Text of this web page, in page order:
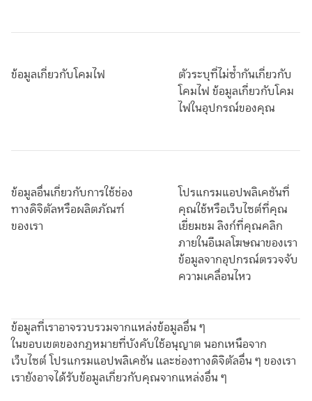
ข้อมูลเกี่ยวกับโคมไฟ
ตัวระบุที่ไม่ซ้ำกันเกี่ยวกับ
โคมไฟ ข้อมูลเกี่ยวกับโคม
ไฟในอุปกรณ์ของคุณ
ข้อมูลอื่นเกี่ยวกับการใช้ช่อง
ทางดิจิตัลหรือผลิตภัณฑ์
ของเรา
โปรแกรมแอปพลิเคชันที่
คุณใช้หรือเว็บไซต์ที่คุณ
เยี่ยมชม ลิงก์ที่คุณคลิก
ภายในอีเมลโฆษณาของเรา
ข้อมูลจากอุปกรณ์ตรวจจับ
ความเคลื่อนไหว
ข้อมูลที่เราอาจรวบรวมจากแหล่งข้อมูลอื่น ๆ
ในขอบเขตของกฎหมายที่บังคับใช้อนุญาต นอกเหนือจาก
เว็บไซต์ โปรแกรมแอปพลิเคชัน และช่องทางดิจิตัลอื่น ๆ ของเรา
เรายังอาจได้รับข้อมูลเกี่ยวกับคุณจากแหล่งอื่น ๆ